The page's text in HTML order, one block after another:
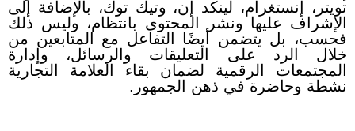
تويتر، إنستغرام، لينكد إن، وتيك توك، بالإضافة إلى
الإشراف عليها ونشر المحتوى بانتظام، وليس ذلك
فحسب، بل يتضمن أيضًا التفاعل مع المتابعين من
خلال الرد على التعليقات والرسائل، وإدارة
المجتمعات الرقمية لضمان بقاء العلامة التجارية
نشطة وحاضرة في ذهن الجمهور.